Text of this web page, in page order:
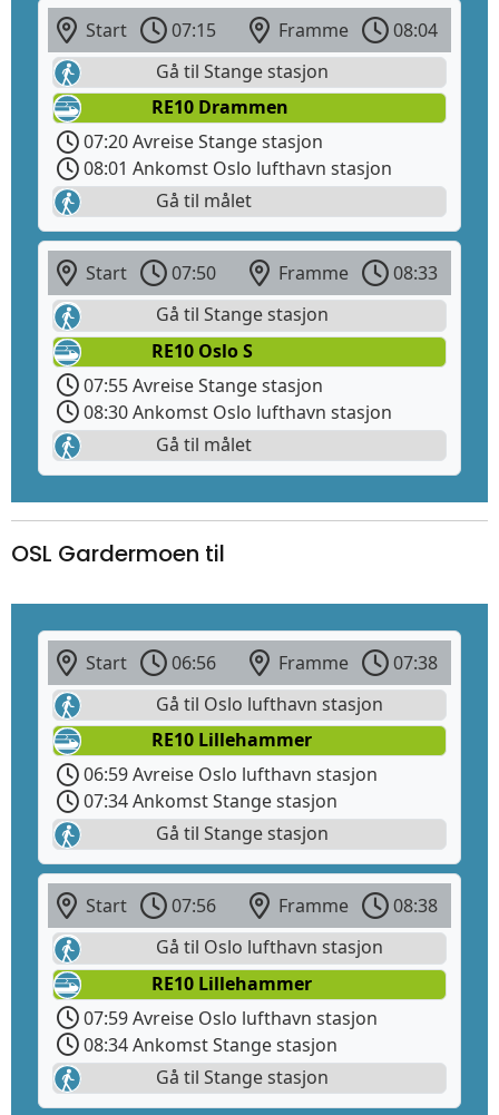
Start 07:15 Framme
08:04
Gå til Stange stasjon
RE10 Drammen
07:20 Avreise Stange stasjon
08:01 Ankomst Oslo lufthavn stasjon
Gå til målet
Start 07:50 Framme
08:33
Gå til Stange stasjon
RE10 Oslo S
07:55 Avreise Stange stasjon
08:30 Ankomst Oslo lufthavn stasjon
Gå til målet
OSL Gardermoen til
Start 06:56 Framme
07:38
Gå til Oslo lufthavn stasjon
RE10 Lillehammer
06:59 Avreise Oslo lufthavn stasjon
07:34 Ankomst Stange stasjon
Gå til Stange stasjon
Start 07:56 Framme
08:38
Gå til Oslo lufthavn stasjon
RE10 Lillehammer
07:59 Avreise Oslo lufthavn stasjon
08:34 Ankomst Stange stasjon
Gå til Stange stasjon